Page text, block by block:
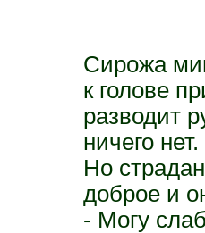
Сирожа
к голове
разводит
ничего
Но
доброе и
- Могу